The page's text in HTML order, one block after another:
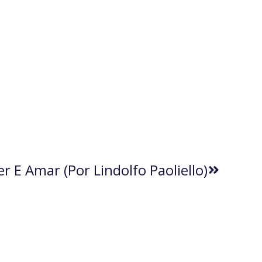
E Amar (por Lindolfo Paoliello)